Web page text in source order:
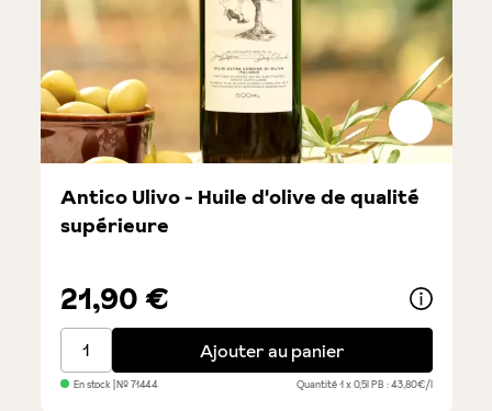
Antico Ulivo - Huile d'olive de qualité
supérieure
21,90 €
Antico Ulivo - Huile d'olive de qualité supérieure
Ajouter au panier
En stock | №71444 Quantité1 x 0,5lPB : 43,80€/l